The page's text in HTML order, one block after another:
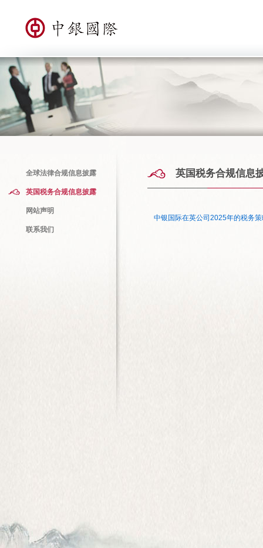
全球法律合规信息披露
英国税务合规信息披露
网站声明
联系我们
英国税务合规信息
中银国际在英公司2025年的税务